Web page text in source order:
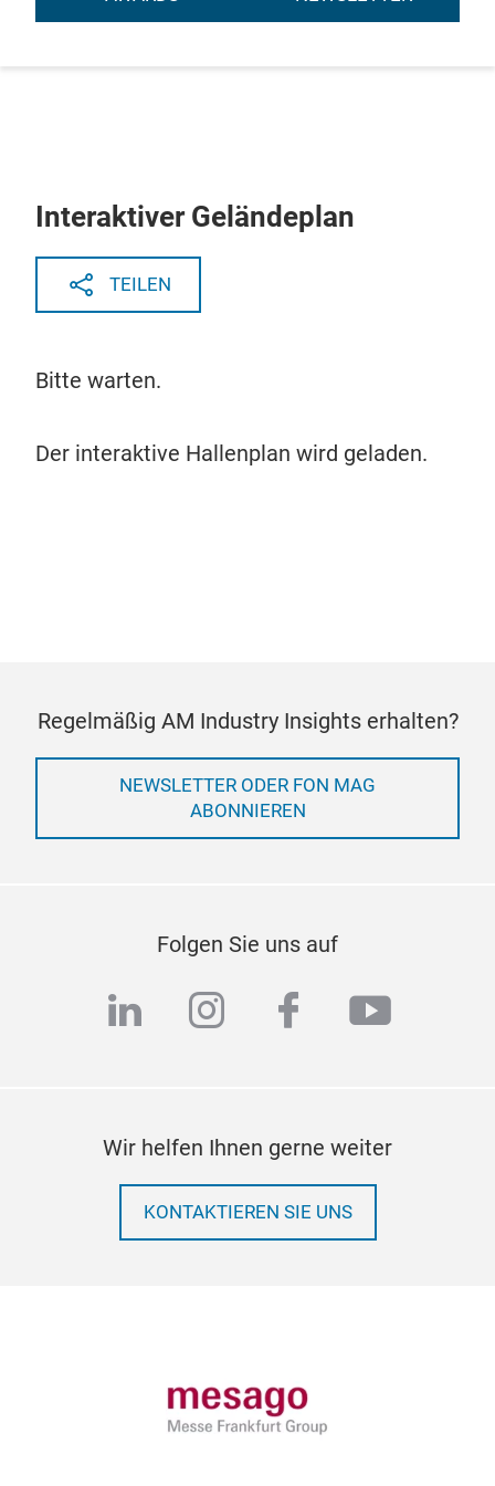
Interaktiver Geländeplan
TEILEN
Bitte warten.
Der interaktive Hallenplan wird geladen.
Regelmäßig AM Industry Insights erhalten?
NEWSLETTER ODER FON MAG
ABONNIEREN
Folgen Sie uns auf
linkedininstagram
facebook
Wir helfen Ihnen gerne weiter
KONTAKTIEREN SIE UNS